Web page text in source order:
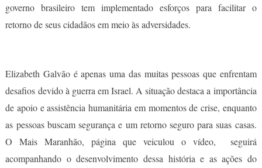
governo brasileiro tem implementado esforços para facilitar o
retorno de seus cidadãos em meio às adversidades.
Elizabeth Galvão é apenas uma das muitas pessoas que enfrentam
desafios devido à guerra em Israel. A situação destaca a importância
de apoio e assistência humanitária em momentos de crise, enquanto
as pessoas buscam segurança e um retorno seguro para suas casas.
O Mais Maranhão, página que veiculou o vídeo, seguirá
acompanhando o desenvolvimento dessa história e as ações do